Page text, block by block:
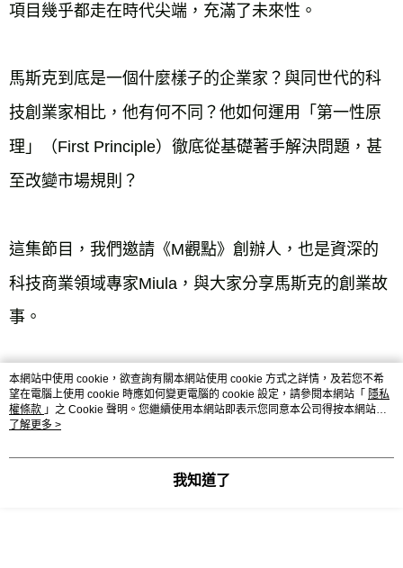
項目幾乎都走在時代尖端，充滿了未來性。
馬斯克到底是一個什麼樣子的企業家？與同世代的科
技創業家相比，他有何不同？他如何運用「第一性原
理」（First Principle）徹底從基礎著手解決問題，甚
至改變市場規則？
這集節目，我們邀請《M觀點》創辦人，也是資深的
科技商業領域專家Miula，與大家分享馬斯克的創業故
事。
主持人：天下雜誌出版總編輯  吳韻儀
本網站中使用 cookie，欲查詢有關本網站使用 cookie 方式之詳情，及若您不希
望在電腦上使用 cookie 時應如何變更電腦的 cookie 設定，請參閱本網站「 隱私
權條款 」之 Cookie 聲明。您繼續使用本網站即表示您同意本公司得按本網站使
用條款之 Cookie 聲明使用 cookie。
了解更多 >
我知道了